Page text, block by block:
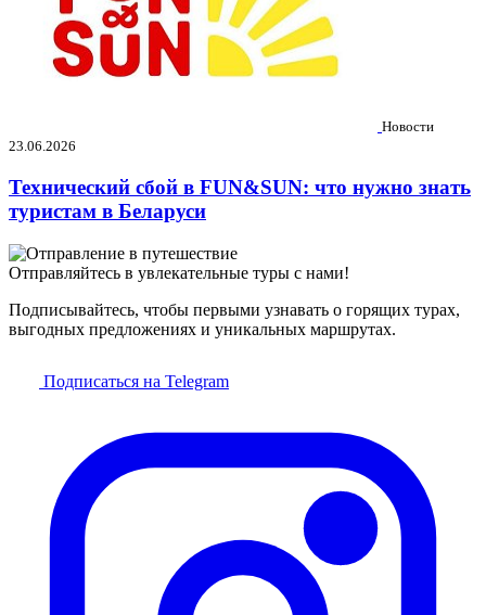
Новости
23.06.2026
Технический сбой в FUN&SUN: что нужно знать
туристам в Беларуси
Отправляйтесь в увлекательные туры с нами!
Подписывайтесь, чтобы первыми узнавать о горящих турах,
выгодных предложениях и уникальных маршрутах.
Подписаться на Telegram